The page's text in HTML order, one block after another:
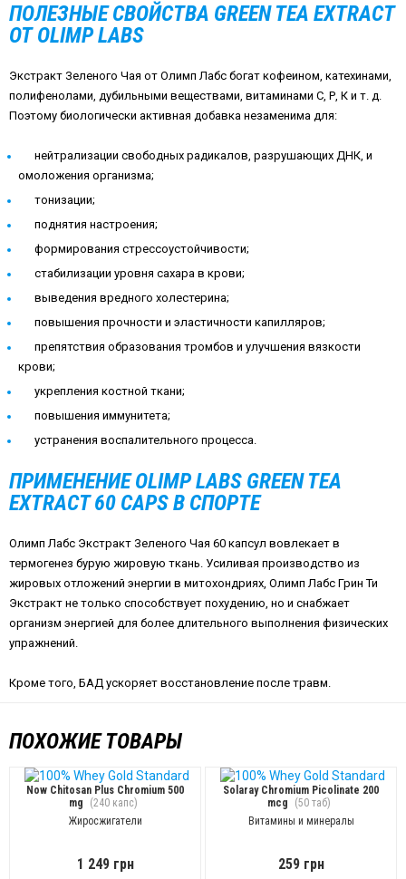
ПОЛЕЗНЫЕ СВОЙСТВА GREEN TEA EXTRACT
ОТ OLIMP LABS
Экстракт Зеленого Чая от Олимп Лабс богат кофеином, катехинами,
полифенолами, дубильными веществами, витаминами С, Р, К и т. д.
Поэтому биологически активная добавка незаменима для:
нейтрализации свободных радикалов, разрушающих ДНК, и
омоложения организма;
тонизации;
поднятия настроения;
формирования стрессоустойчивости;
стабилизации уровня сахара в крови;
выведения вредного холестерина;
повышения прочности и эластичности капилляров;
препятствия образования тромбов и улучшения вязкости
крови;
укрепления костной ткани;
повышения иммунитета;
устранения воспалительного процесса.
ПРИМЕНЕНИЕ OLIMP LABS GREEN TEA
EXTRACT 60 CAPS В СПОРТЕ
Олимп Лабс Экстракт Зеленого Чая 60 капсул вовлекает в
термогенез бурую жировую ткань. Усиливая производство из
жировых отложений энергии в митохондриях, Олимп Лабс Грин Ти
Экстракт не только способствует похудению, но и снабжает
организм энергией для более длительного выполнения физических
упражнений.
Кроме того, БАД ускоряет восстановление после травм.
ПОХОЖИЕ ТОВАРЫ
Now Chitosan Plus Chromium 500
mg
(240 капс)
Жиросжигатели
1 249 грн
Solaray Chromium Picolinate 200
mcg
(50 таб)
Витамины и минералы
259 грн